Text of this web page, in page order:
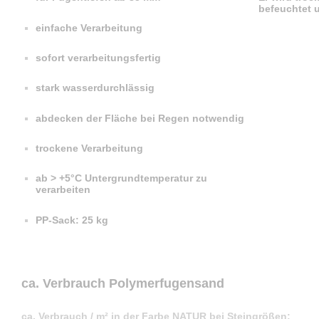
einfache Verarbeitung
sofort verarbeitungsfertig
stark wasserdurchlässig
abdecken der Fläche bei Regen notwendig
trockene Verarbeitung
ab > +5°C Untergrundtemperatur zu
verarbeiten
PP-Sack: 25 kg
befeuchtet
ca. Verbrauch Polymerfugensand
ca. Verbrauch / m² in der Farbe NATUR bei Steingrößen: